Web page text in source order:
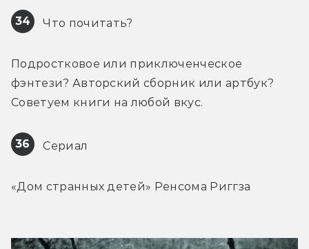
34 Что почитать?
Подростковое или приключенческое
фэнтези? Авторский сборник или артбук?
Советуем книги на любой вкус.
36 Сериал
«Дом странных детей» Ренсома Риггза